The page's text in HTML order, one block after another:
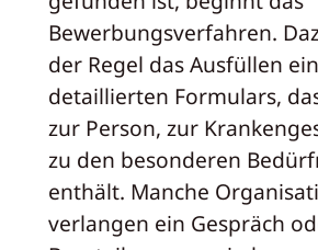
Bewerbungsverfahren.
der Regel das Ausfüllen
detaillierten Formulars,
zur Person, zur
zu den besonderen
enthält. Manche
verlangen ein Gespräch